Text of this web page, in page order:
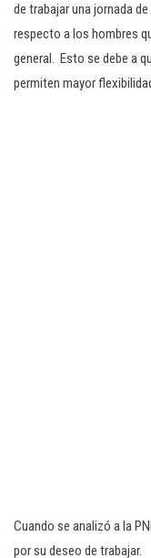
de trabajar una jornada
respecto a los hombres
general. Esto se debe a
permiten mayor
Cuando se analizó a la
por su deseo de trabajar.